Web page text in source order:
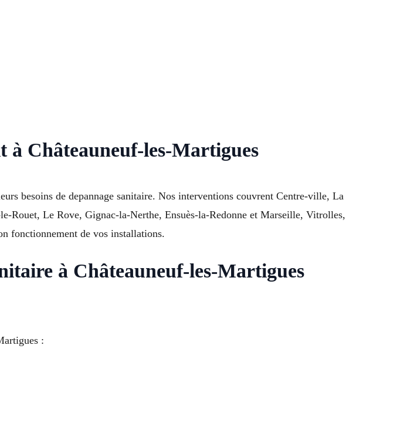
à Châteauneuf-les-Martigues
besoins de depannage sanitaire. Nos interventions couvrent Centre-ville, La
Rouet, Le Rove, Gignac-la-Nerthe, Ensuès-la-Redonne et Marseille, Vitrolles,
fonctionnement de vos installations.
à Châteauneuf-les-Martigues
: